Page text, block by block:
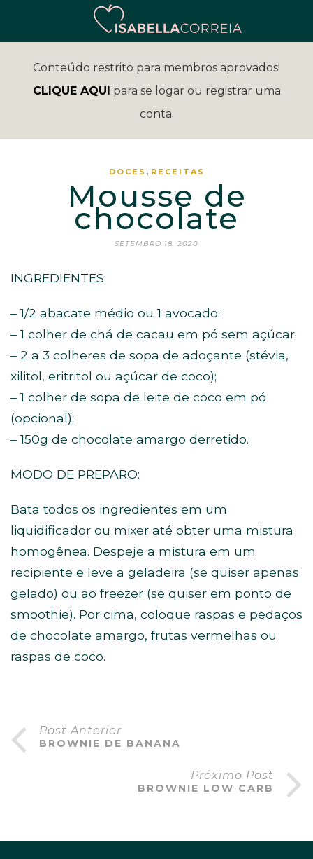
Conteúdo restrito para membros aprovados!
CLIQUE AQUI para se logar ou registrar uma
conta.
DOCES , RECEITAS
Mousse de
chocolate
SETEMBRO 18, 2020
INGREDIENTES:
– 1/2 abacate médio ou 1 avocado;
– 1 colher de chá de cacau em pó sem açúcar;
– 2 a 3 colheres de sopa de adoçante (stévia,
xilitol, eritritol ou açúcar de coco);
– 1 colher de sopa de leite de coco em pó
(opcional);
– 150g de chocolate amargo derretido.
MODO DE PREPARO:
Bata todos os ingredientes em um
liquidificador ou mixer até obter uma mistura
homogênea. Despeje a mistura em um
recipiente e leve a geladeira (se quiser apenas
gelado) ou ao freezer (se quiser em ponto de
smoothie). Por cima, coloque raspas e pedaços
de chocolate amargo, frutas vermelhas ou
raspas de coco.
Post Anterior
BROWNIE DE BANANA
Próximo Post
BROWNIE LOW CARB